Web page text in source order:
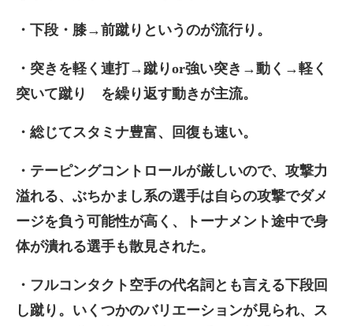
・下段・膝→前蹴りというのが流行り。
・突きを軽く連打→蹴りor強い突き→動く→軽く
突いて蹴り を繰り返す動きが主流。
・総じてスタミナ豊富、回復も速い。
・テーピングコントロールが厳しいので、攻撃力
溢れる、ぶちかまし系の選手は自らの攻撃でダメ
ージを負う可能性が高く、トーナメント途中で身
体が潰れる選手も散見された。
・フルコンタクト空手の代名詞とも言える下段回
し蹴り。いくつかのバリエーションが見られ、ス